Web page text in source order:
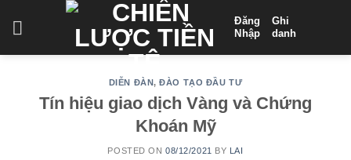
Đăng
Nhập
Ghi
danh
DIỄN ĐÀN,ĐÀO TẠO ĐẦU TƯ
Tín hiệu giao dịch Vàng và Chứng
Khoán Mỹ
POSTED ON08/12/2021 BY LAI